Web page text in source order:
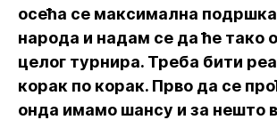
осећа се максимална подршка
народа и надам се да ће тако
целог турнира. Треба бити
корак по корак. Прво да се
онда имамо шансу и за нешто